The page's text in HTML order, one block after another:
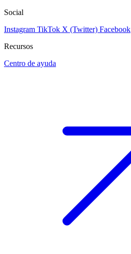
Social
Instagram TikTok X (Twitter) Facebook
Recursos
Centro de ayuda